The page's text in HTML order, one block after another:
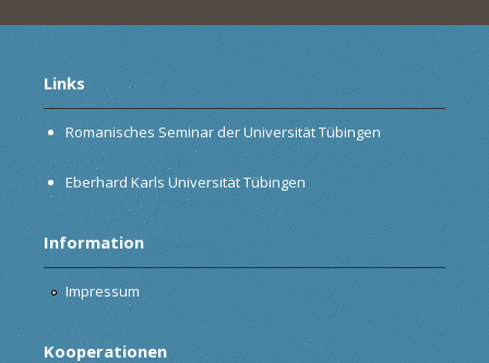
Links
Romanisches Seminar der Universität Tübingen
Eberhard Karls Universität Tübingen
Information
Impressum
Kooperationen